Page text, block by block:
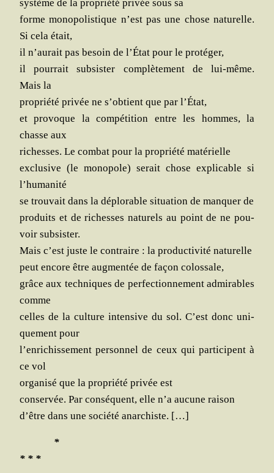
sys­tème de la pro­prié­té pri­vée sous sa
forme mono­po­lis­tique n’est pas une chose natu­relle.
Si cela était,
il n’aurait pas besoin de l’État pour le protéger,
il pour­rait sub­sis­ter com­plè­te­ment de lui-même.
Mais la
pro­prié­té pri­vée ne s’obtient que par l’État,
et pro­voque la com­pé­ti­tion entre les hommes, la
chasse aux
richesses. Le com­bat pour la pro­prié­té matérielle
exclu­sive (le mono­pole) serait chose expli­cable si
l’humanité
se trou­vait dans la déplo­rable situa­tion de man­quer de
pro­duits et de richesses natu­rels au point de ne pou­
voir subsister.
Mais c’est juste le contraire : la pro­duc­ti­vi­té naturelle
peut encore être aug­men­tée de façon colossale,
grâce aux tech­niques de per­fec­tion­ne­ment admi­rables
comme
celles de la culture inten­sive du sol. C’est donc uni­
que­ment pour
l’enrichissement per­son­nel de ceux qui par­ti­cipent à
ce vol
orga­ni­sé que la pro­prié­té pri­vée est
conser­vée. Par consé­quent, elle n’a aucune raison
d’être dans une socié­té anarchiste. […]
*
* * *